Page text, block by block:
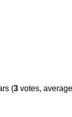
(3 votes,